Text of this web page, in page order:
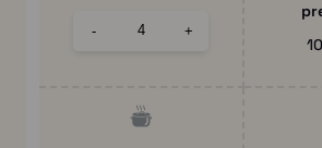
- +